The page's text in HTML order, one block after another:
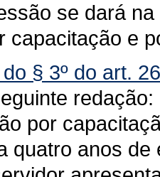
se dará
capacitação e
§ 3º do art.
redação:
por
quatro anos